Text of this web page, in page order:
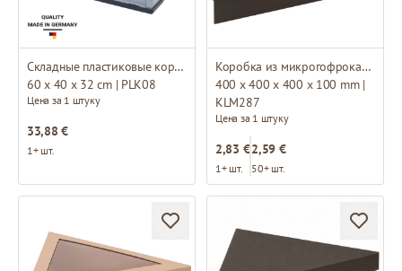
Складные пластиковые коробки
60 x 40 x 32 cm | PLK08
Цена за 1 штуку
33,88 €
1+ шт.
Коробка из микрогофрокартона
400 x 400 x 400 x 100 mm |
KLM287
Цена за 1 штуку
2,83 €
1+ шт.
2,59 €
50+ шт.